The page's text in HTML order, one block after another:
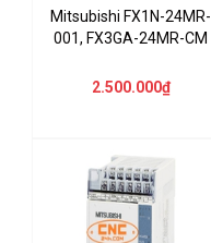
Mitsubishi FX1N-24MR-
001, FX3GA-24MR-CM
2.500.000₫